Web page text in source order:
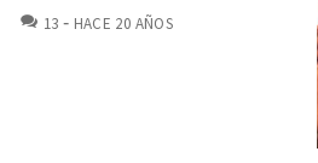
13 COMENTARIOS
HACE 20 AÑOS